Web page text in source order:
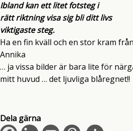
Ibland kan ett litet fotsteg i
rätt riktning visa sig bli ditt livs
viktigaste steg.
Ha en fin kväll och en stor kram
Annika
… ja vissa bilder är bara lite för
mitt huvud … det ljuvliga blåregnet!!
Dela gärna